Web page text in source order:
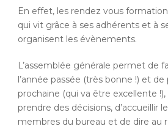
En effet, les rendez vous
qui vit grâce à ses adhérents et à
organisent les évènements.
L’assemblée générale permet de
l’année passée (très bonne !) et de
prochaine (qui va être excellente !),
prendre des décisions, d’accueillir
membres du bureau et de dire au